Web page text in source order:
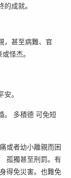
成就。
，甚至病難、官
怪杰。
。
。 多積德 可免短
或者幼小離親而困
孤獨甚至刑罰。有
得免災害。也難免